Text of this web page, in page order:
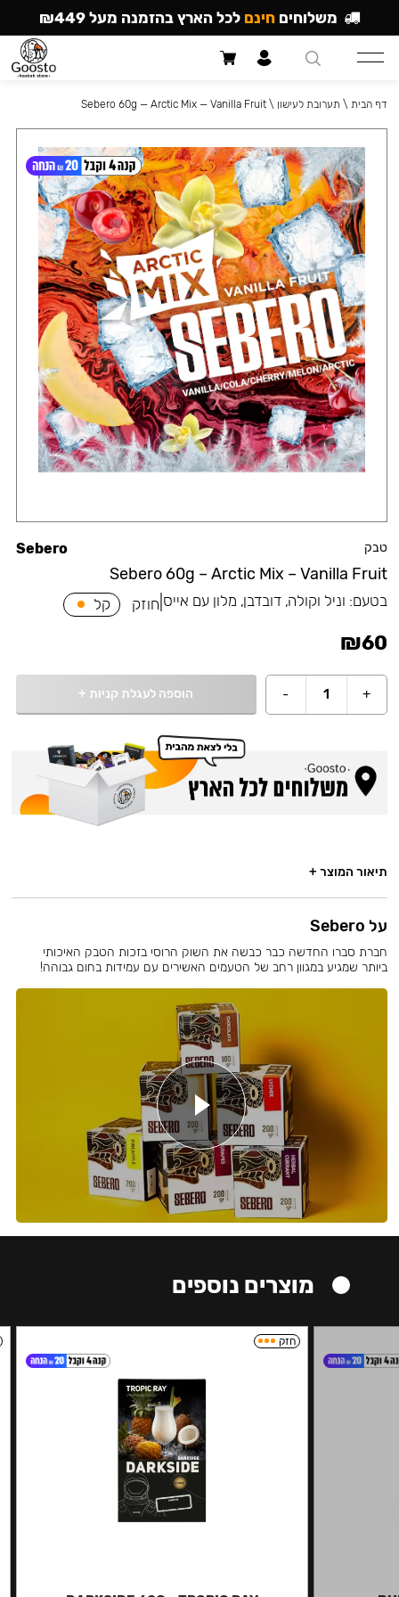
טבק
Sebero 60g – Arctic Mix – Vanilla Fruit
Sebero
בטעם: וניל וקולה, דובדבן, מלון עם אייס חוזק קל
₪60
+
1
- הוספה לעגלת קניות +
דף הבית \ תערובת לעישון \
Sebero 60g — Arctic Mix — Vanilla Fruit
תיאור המוצר +
על Sebero
חברת סברו החדשה כבר כבשה את השוק הרוסי בזכות הטבק האיכותי
ביותר שמגיע במגוון רחב של הטעמים האשירים עם עמידות בחום גבוהה!
מוצרים נוספים
חזק
משלוחים חינם לכל הארץ בהזמנה מעל ₪449